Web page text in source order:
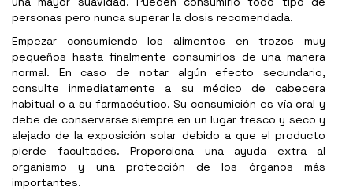
personas pero nunca superar la dosis recomendada.
Empezar consumiendo los alimentos en trozos muy
pequeños hasta finalmente consumirlos de una manera
normal. En caso de notar algún efecto secundario,
consulte inmediatamente a su médico de cabecera
habitual o a su farmacéutico. Su consumición es vía oral y
debe de conservarse siempre en un lugar fresco y seco y
alejado de la exposición solar debido a que el producto
pierde facultades. Proporciona una ayuda extra al
organismo y una protección de los órganos más
importantes.